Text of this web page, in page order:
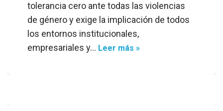
tolerancia cero ante todas las violencias
de género y exige la implicación de todos
los entornos institucionales,
empresariales y… Leer más »